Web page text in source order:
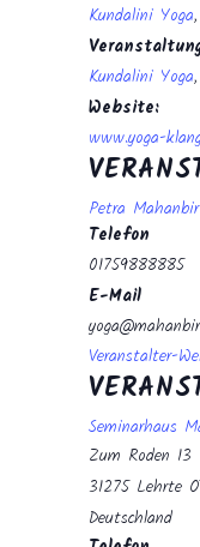
Kundalini Yoga,
Kundalini Yoga,
Website:
www.yoga-
Seminarhaus
Zum Roden 13
31275 Lehrte
Deutschland
Petra
Telefon
01759888885
E-Mail
Veranstalter-